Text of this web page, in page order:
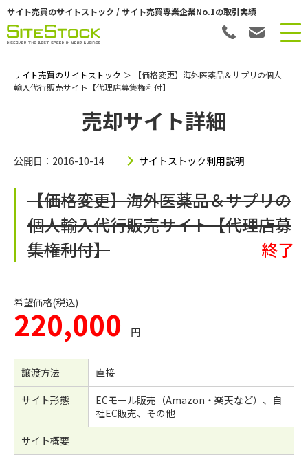
サイト売買のサイトストック / サイト売買専業企業No.1の取引実績
サイト売買のサイトストック ＞ 【価格変更】海外医薬品＆サプリの個人
輸入代行販売サイト【代理店募集権利付】
売却サイト詳細
公開日：2016-10-14 サイトストック利用説明
【価格変更】海外医薬品＆サプリの
個人輸入代行販売サイト【代理店募
集権利付】
終了
希望価格(税込)
220,000 円
譲渡方法
直接
サイト形態
ECモール販売（Amazon・楽天など）、自
社EC販売、その他
サイト概要